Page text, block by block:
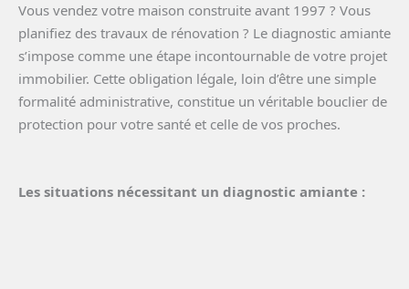
Vous vendez votre maison construite avant 1997 ? Vous
planifiez des travaux de rénovation ? Le diagnostic amiante
s’impose comme une étape incontournable de votre projet
immobilier. Cette obligation légale, loin d’être une simple
formalité administrative, constitue un véritable bouclier de
protection pour votre santé et celle de vos proches.
Les situations nécessitant un diagnostic amiante :